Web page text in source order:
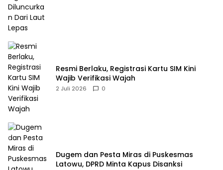
Resmi Berlaku, Registrasi Kartu SIM Kini
Wajib Verifikasi Wajah
2 Juli 2026 0
Dugem dan Pesta Miras di Puskesmas
Latowu, DPRD Minta Kapus Disanksi